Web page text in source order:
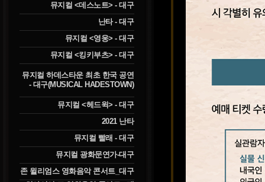
뮤지컬 <데스노트> - 대구
난타 - 대구
뮤지컬 <영웅> - 대구
뮤지컬 <킹키부츠> - 대구
뮤지컬 하데스타운 최초 한국 공연
- 대구(MUSICAL HADESTOWN)
뮤지컬 <헤드윅> - 대구
2021 난타
뮤지컬 빨래 - 대구
뮤지컬 광화문연가-대구
존 윌리엄스 영화음악 콘서트_대구